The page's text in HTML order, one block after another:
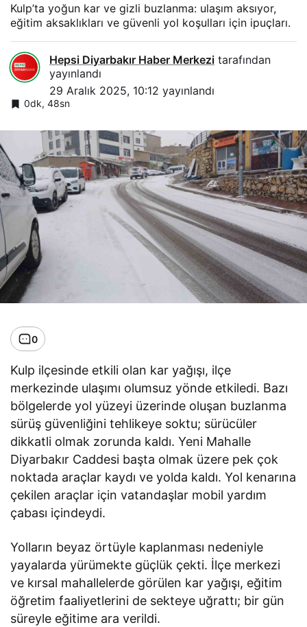
Kulp’ta yoğun kar ve gizli buzlanma: ulaşım aksıyor,
eğitim aksaklıkları ve güvenli yol koşulları için ipuçları.
Hepsi Diyarbakır Haber Merkezi tarafından
yayınlandı
29 Aralık 2025, 10:12 yayınlandı
0dk, 48sn
0
Kulp ilçesinde etkili olan kar yağışı, ilçe
merkezinde ulaşımı olumsuz yönde etkiledi. Bazı
bölgelerde yol yüzeyi üzerinde oluşan buzlanma
sürüş güvenliğini tehlikeye soktu; sürücüler
dikkatli olmak zorunda kaldı. Yeni Mahalle
Diyarbakır Caddesi başta olmak üzere pek çok
noktada araçlar kaydı ve yolda kaldı. Yol kenarına
çekilen araçlar için vatandaşlar mobil yardım
çabası içindeydi.
Yolların beyaz örtüyle kaplanması nedeniyle
yayalarda yürümekte güçlük çekti. İlçe merkezi
ve kırsal mahallelerde görülen kar yağışı, eğitim
öğretim faaliyetlerini de sekteye uğrattı; bir gün
süreyle eğitime ara verildi.